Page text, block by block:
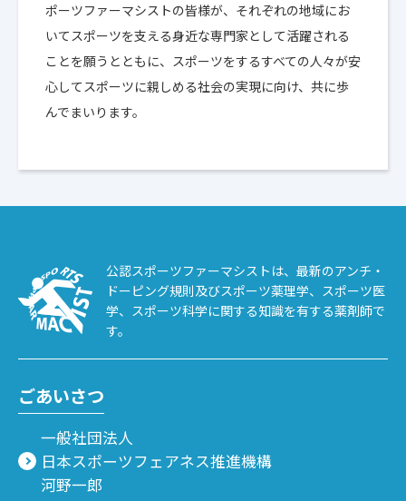
ポーツファーマシストの皆様が、それぞれの地域にお
いてスポーツを支える身近な専門家として活躍される
ことを願うとともに、スポーツをするすべての人々が安
心してスポーツに親しめる社会の実現に向け、共に歩
んでまいります。
公認スポーツファーマシストは、最新のアンチ・
ドーピング規則及びスポーツ薬理学、スポーツ医
学、スポーツ科学に関する知識を有する薬剤師で
す。
ごあいさつ
一般社団法人
日本スポーツフェアネス推進機構
河野一郎